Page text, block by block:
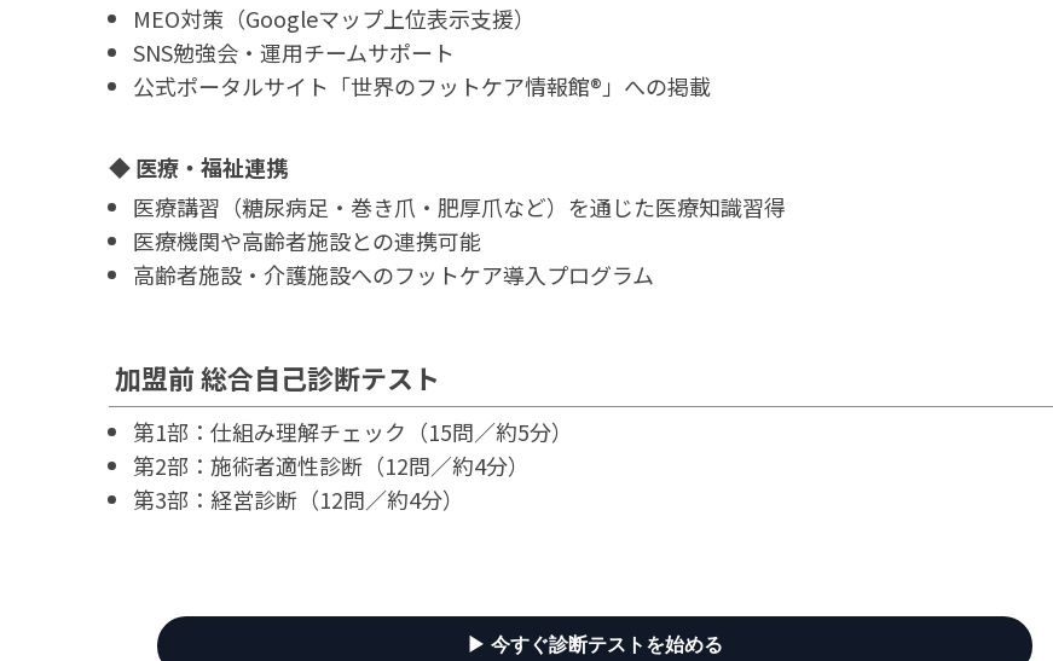
MEO対策（Googleマップ上位表示支援）
SNS勉強会・運用チームサポート
公式ポータルサイト「世界のフットケア情報館®︎」への掲載
◆ 医療・福祉連携
医療講習（糖尿病足・巻き爪・肥厚爪など）を通じた医療知識習得
医療機関や高齢者施設との連携可能
高齢者施設・介護施設へのフットケア導入プログラム
加盟前 総合自己診断テスト
第1部：仕組み理解チェック（15問／約5分）
第2部：施術者適性診断（12問／約4分）
第3部：経営診断（12問／約4分）
▶ 今すぐ診断テストを始める